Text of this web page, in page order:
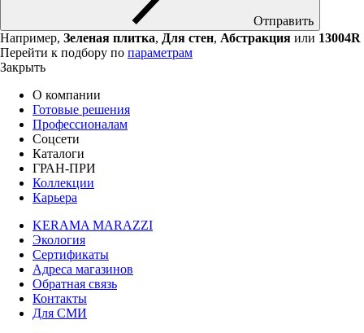
Отправить
Например, Зеленая плитка, Для стен, Абстракция или 13004R
Перейти к подбору по параметрам
Закрыть
О компании
Готовые решения
Профессионалам
Соцсети
Каталоги
ГРАН-ПРИ
Коллекции
Карьера
KERAMA MARAZZI
Экология
Сертификаты
Адреса магазинов
Обратная связь
Контакты
Для СМИ